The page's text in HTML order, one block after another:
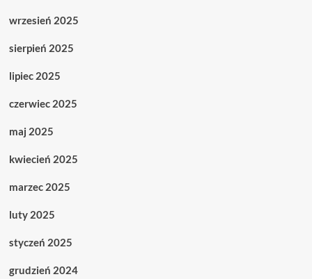
wrzesień 2025
sierpień 2025
lipiec 2025
czerwiec 2025
maj 2025
kwiecień 2025
marzec 2025
luty 2025
styczeń 2025
grudzień 2024